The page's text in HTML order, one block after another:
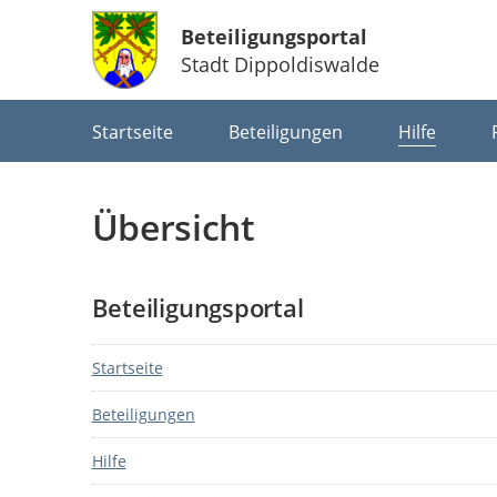
Beteiligungsportal
Stadt Dippoldiswalde
Startseite Beteiligungen Hilfe
Übersicht
Beteiligungsportal
Startseite
Beteiligungen
Hilfe